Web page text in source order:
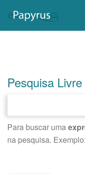
Pesquisa Livre
Para buscar uma
na pesquisa. Exemplo: